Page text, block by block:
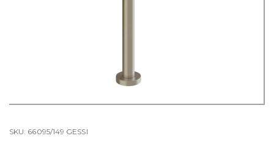
SKU: 66095/149 GESSI